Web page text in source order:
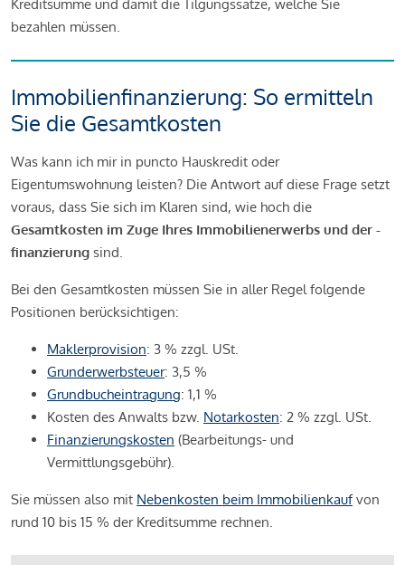
Kreditsumme und damit die Tilgungssätze, welche Sie
bezahlen müssen.
Immobilienfinanzierung: So ermitteln
Sie die Gesamtkosten
Was kann ich mir in puncto Hauskredit oder
Eigentumswohnung leisten? Die Antwort auf diese Frage setzt
voraus, dass Sie sich im Klaren sind, wie hoch die
Gesamtkosten im Zuge Ihres Immobilienerwerbs und der -
finanzierung sind.
Bei den Gesamtkosten müssen Sie in aller Regel folgende
Positionen berücksichtigen:
Maklerprovision: 3 % zzgl. USt.
Grunderwerbsteuer: 3,5 %
Grundbucheintragung: 1,1 %
Kosten des Anwalts bzw. Notarkosten: 2 % zzgl. USt.
Finanzierungskosten (Bearbeitungs- und
Vermittlungsgebühr).
Sie müssen also mit Nebenkosten beim Immobilienkaufvon
rund 10 bis 15 % der Kreditsumme rechnen.